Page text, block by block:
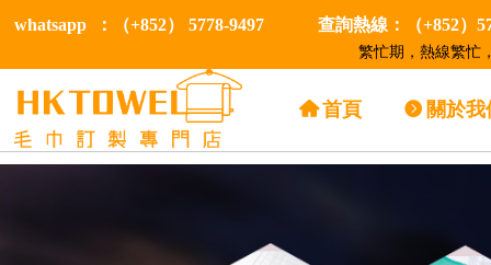
whatsapp ：（+852） 5778-9497 查詢熱線：（+852
繁忙期，熱線繁忙
낀首頁 뀹 關於我